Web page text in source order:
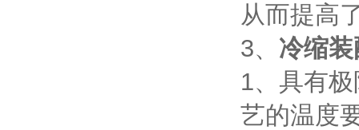
从而提高
3、 冷缩
1、具有
艺的温度